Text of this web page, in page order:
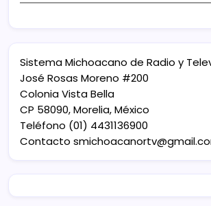
Sistema Michoacano de Radio y
José Rosas Moreno #200
Colonia Vista Bella
CP 58090, Morelia, México
Teléfono (01) 4431136900
Contacto